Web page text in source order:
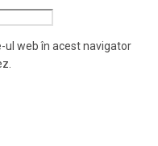
ul web în acest navigator